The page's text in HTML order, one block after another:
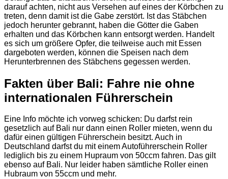
darauf achten, nicht aus Versehen auf eines der Körbchen zu
treten, denn damit ist die Gabe zerstört. Ist das Stäbchen
jedoch herunter gebrannt, haben die Götter die Gaben
erhalten und das Körbchen kann entsorgt werden. Handelt
es sich um größere Opfer, die teilweise auch mit Essen
dargeboten werden, können die Speisen nach dem
Herunterbrennen des Stäbchens gegessen werden.
Fakten über Bali: Fahre nie ohne
internationalen Führerschein
Eine Info möchte ich vorweg schicken: Du darfst rein
gesetzlich auf Bali nur dann einen Roller mieten, wenn du
dafür einen gültigen Führerschein besitzt. Auch in
Deutschland darfst du mit einem Autoführerschein Roller
lediglich bis zu einem Hupraum von 50ccm fahren. Das gilt
ebenso auf Bali. Nur leider haben sämtliche Roller einen
Hubraum von 55ccm und mehr.